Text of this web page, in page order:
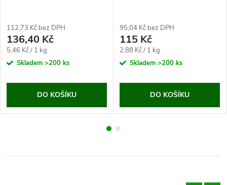
112,73 Kč bez DPH
136,40 Kč
Měrná
cena:
5,46 Kč / 1 kg
Skladem >200 ks
DO KOŠÍKU
95,04 Kč bez DPH
115 Kč
Měrná
cena:
2,88 Kč / 1 kg
Skladem >200 ks
DO KOŠÍKU